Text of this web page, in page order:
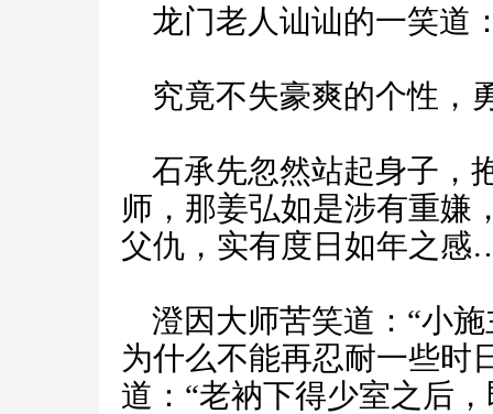
龙门老人讪讪的一笑道
究竟不失豪爽的个性，
石承先忽然站起身子，
师，那姜弘如是涉有重
父仇，实有度日如年之
澄因大师苦笑道：“小
为什么不能再忍耐一些时
道：“老衲下得少室之后